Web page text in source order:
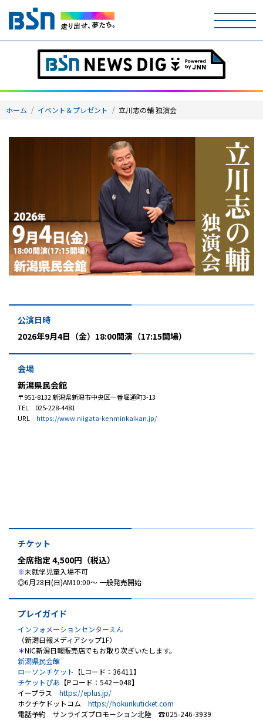
ホーム
テレビ
ラジオ
アナウンサー
ニュース
天気
プレゼント
Well-being 防災・減災
会社概要・ビジョン
お問い合わせ
ホーム イベント＆プレゼント 立川志の輔 独演会
公演日時
2026年9月4日（金）18:00開演（17:15開場）
会場
新潟県民会館
〒951-8132 新潟県新潟市中央区一番堀通町3-13
TEL 025-228-4481
URL https://www.niigata-kenminkaikan.jp/
チケット
全席指定 4,500円（税込）
※未就学児童入場不可
◎6月28日(日)AM10:00～ 一般発売開始
プレイガイド
インフォメーションセンターえん
（新潟日報メディアシップ1F）
＊NIC新潟日報販売店でもお取り次ぎいたします。
新潟県民会館
ローソンチケット 【Lコード：36411】
チケットぴあ 【Pコード：542－048】
イープラス https://eplus.jp/
ホクチケドットコム https://hokurikuticket.com
電話予約 サンライズプロモーション北陸 ☎025-246-3939